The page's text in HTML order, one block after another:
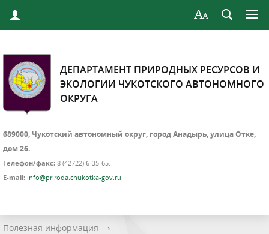
ДЕПАРТАМЕНТ ПРИРОДНЫХ РЕСУРСОВ И
ЭКОЛОГИИ ЧУКОТСКОГО АВТОНОМНОГО
ОКРУГА
689000, Чукотский автономный округ, город Анадырь, улица Отке,
дом 26.
Телефон/факс: 8 (42722) 6-35-65.
E-mail: info@priroda.chukotka-gov.ru
Полезная информация
›